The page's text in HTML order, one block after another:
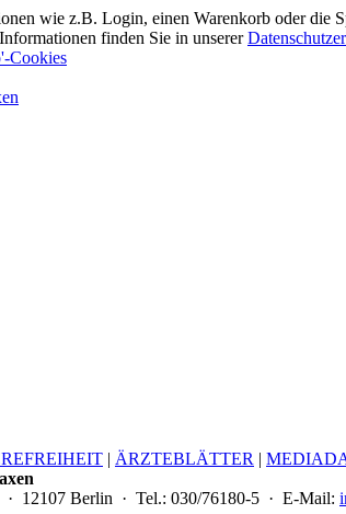
wie z.B. Login, einen Warenkorb oder
finden Sie in unserer
Cookies
| ÄRZTEBLÄTTER |
· 12107 Berlin · Tel.: 030/76180-5 · E-Mail: